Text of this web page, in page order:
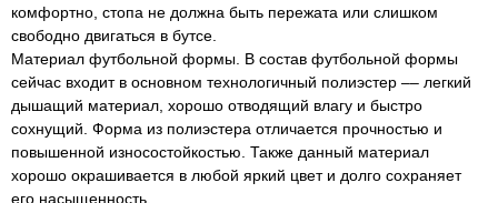
комфортно, стопа не должна быть пережата или слишком
свободно двигаться в бутсе.
Материал футбольной формы. В состав футбольной формы
сейчас входит в основном технологичный полиэстер ‒‒ легкий
дышащий материал, хорошо отводящий влагу и быстро
сохнущий. Форма из полиэстера отличается прочностью и
повышенной износостойкостью. Также данный материал
хорошо окрашивается в любой яркий цвет и долго сохраняет
его насыщенность.